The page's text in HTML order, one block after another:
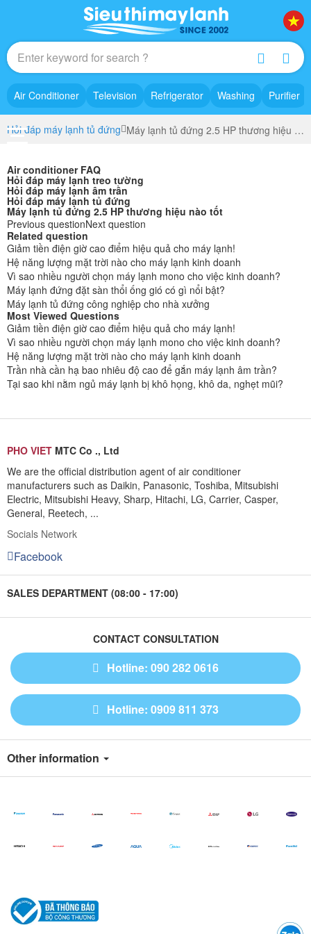
Air Conditioner Television Refrigerator Washing Purifier
Hỏi đáp máy lạnh tủ đứng Máy lạnh tủ đứng 2.5 HP thương hiệu nào tốt
Air conditioner FAQ
Hỏi đáp máy lạnh treo tường
Hỏi đáp máy lạnh âm trần
Hỏi đáp máy lạnh tủ đứng
Máy lạnh tủ đứng 2.5 HP thương hiệu nào tốt
Previous questionNext question
Related question
Giảm tiền điện giờ cao điểm hiệu quả cho máy lạnh!
Hệ năng lượng mặt trời nào cho máy lạnh kinh doanh
Vì sao nhiều người chọn máy lạnh mono cho việc kinh doanh?
Máy lạnh đứng đặt sàn thổi ống gió có gì nổi bật?
Máy lạnh tủ đứng công nghiệp cho nhà xưởng
Most Viewed Questions
Giảm tiền điện giờ cao điểm hiệu quả cho máy lạnh!
Vì sao nhiều người chọn máy lạnh mono cho việc kinh doanh?
Hệ năng lượng mặt trời nào cho máy lạnh kinh doanh
Trần nhà cần hạ bao nhiêu độ cao để gắn máy lạnh âm trần?
Tại sao khi nằm ngủ máy lạnh bị khô họng, khô da, nghẹt mũi?
PHO VIET MTC Co ., Ltd
We are the official distribution agent of air conditioner
manufacturers such as Daikin, Panasonic, Toshiba, Mitsubishi
Electric, Mitsubishi Heavy, Sharp, Hitachi, LG, Carrier, Casper,
General, Reetech, ...
Socials Network
Facebook
SALES DEPARTMENT (08:00 - 17:00)
CONTACT CONSULTATION
Hotline: 090 282 0616
Hotline: 0909 811 373
Other information